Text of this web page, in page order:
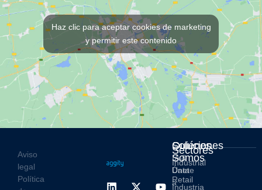
Haz clic para aceptar cookies de marketing
y permitir este contenido
Soluciones
IA &
Data
Industria
Sectores
Industrial
Retail
Quiénes
Somos
Únete
a
Aviso
legal
Política